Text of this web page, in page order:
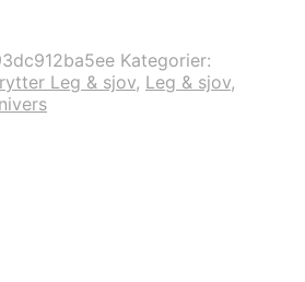
Kategorier:
Leg & sjov, Leg & sjov,